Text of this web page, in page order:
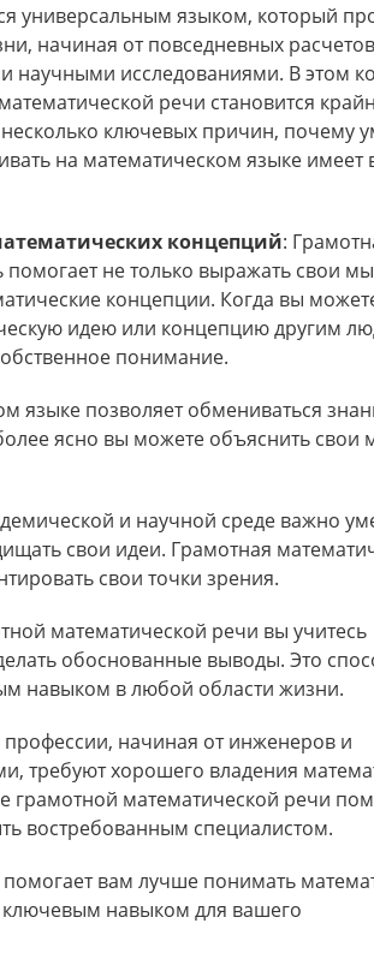
универсальным языком, который
начиная от повседневных
научными исследованиями. В этом
речи становится
ключевых причин, почему
на математическом языке имеет
концепций:
помогает не только выражать свои
концепции. Когда вы
идею или концепцию другим
понимание.
языке позволяет обмениваться
ясно вы можете объяснить свои
и научной среде важно
свои идеи. Грамотная
свои точки зрения.
математической речи вы учитесь
обоснованные выводы. Это
навыком в любой области жизни.
начиная от инженеров и
требуют хорошего владения
грамотной математической речи
востребованным специалистом.
вам лучше понимать
ключевым навыком для вашего